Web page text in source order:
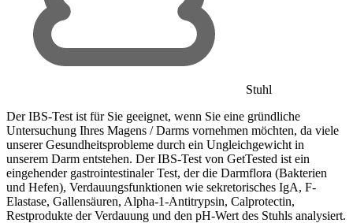
Stuhl
Der IBS-Test ist für Sie geeignet, wenn Sie eine gründliche
Untersuchung Ihres Magens / Darms vornehmen möchten, da viele
unserer Gesundheitsprobleme durch ein Ungleichgewicht in
unserem Darm entstehen. Der IBS-Test von GetTested ist ein
eingehender gastrointestinaler Test, der die Darmflora (Bakterien
und Hefen), Verdauungsfunktionen wie sekretorisches IgA, F-
Elastase, Gallensäuren, Alpha-1-Antitrypsin, Calprotectin,
Restprodukte der Verdauung und den pH-Wert des Stuhls analysiert.